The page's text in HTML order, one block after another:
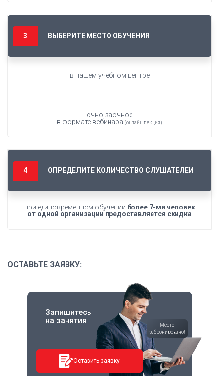
ВЫБЕРИТЕ МЕСТО ОБУЧЕНИЯ
в нашем учебном центре
очно-заочное
в формате вебинара (онлайн лекция)
ОПРЕДЕЛИТЕ КОЛИЧЕСТВО СЛУШАТЕЛЕЙ
при единовременном обучении более 7-ми человек
от одной организации предоставляется скидка
ОСТАВЬТЕ ЗАЯВКУ:
Место
забронировано!
Запишитесь
на занятия
Оставить заявку